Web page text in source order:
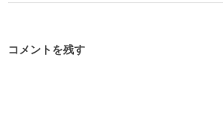
コメントを残す